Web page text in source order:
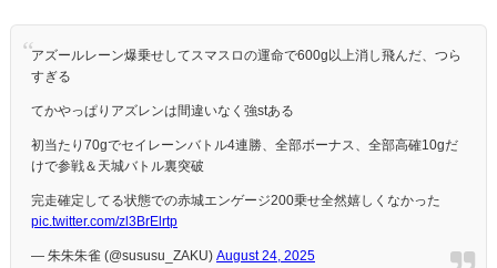
アズールレーン爆乗せしてスマスロの運命で600g以上消し飛んだ、つら
すぎる
てかやっぱりアズレンは間違いなく強stある
初当たり70gでセイレーンバトル4連勝、全部ボーナス、全部高確10gだ
けで参戦＆天城バトル裏突破
完走確定してる状態での赤城エンゲージ200乗せ全然嬉しくなかった
pic.twitter.com/zl3BrElrtp
— 朱朱朱雀 (@sususu_ZAKU) August 24, 2025